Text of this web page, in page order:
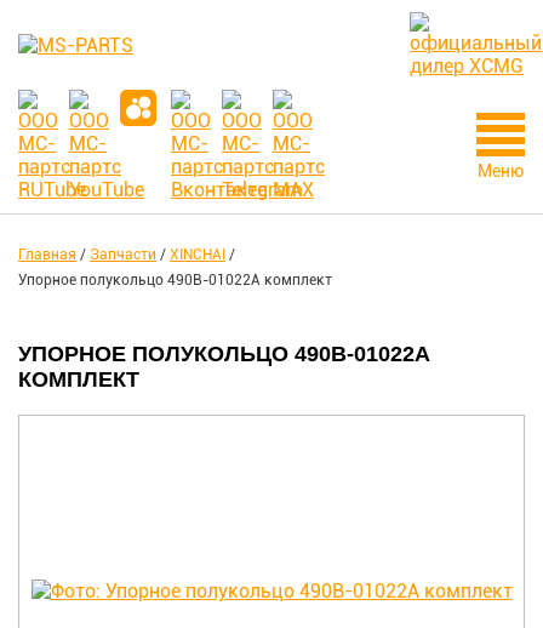
Меню
Главная / Запчасти / XINCHAI /
Упорное полукольцо 490B-01022A комплект
УПОРНОЕ ПОЛУКОЛЬЦО 490B-01022A
КОМПЛЕКТ